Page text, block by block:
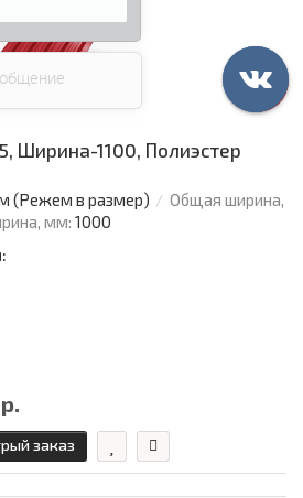
Ширина-1100, Полиэстер
(Режем в размер)
Общая ширина,
мм: 1000
заказ